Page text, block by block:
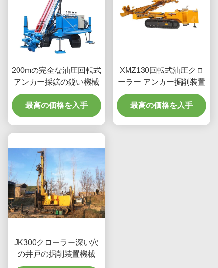
200mの完全な油圧回転式
アンカー採鉱の鋭い機械
最高の価格を入手
XMZ130回転式油圧クロ
ーラー アンカー掘削装置
最高の価格を入手
JK300クローラー深い穴
の井戸の掘削装置機械